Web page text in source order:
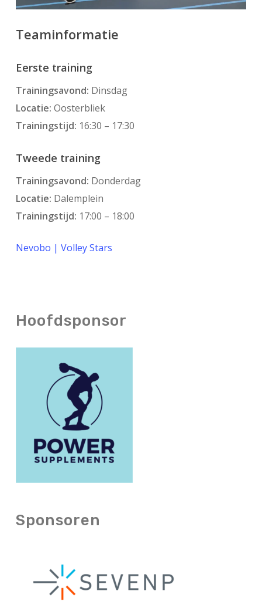
Teaminformatie
Eerste training
Trainingsavond: Dinsdag
Locatie: Oosterbliek
Trainingstijd: 16:30 – 17:30
Tweede training
Trainingsavond: Donderdag
Locatie: Dalemplein
Trainingstijd: 17:00 – 18:00
Nevobo | Volley Stars
Hoofdsponsor
Sponsoren